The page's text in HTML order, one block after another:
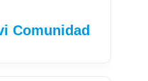
Comunidad